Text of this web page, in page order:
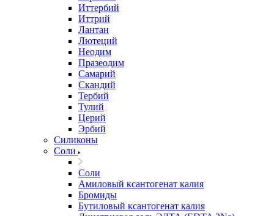
Иттербий
Иттрий
Лантан
Лютеций
Неодим
Празеодим
Самарий
Скандий
Тербий
Тулий
Церий
Эрбий
Силиконы
Соли
Соли
Амиловый ксантогенат калия
Бромиды
Бутиловый ксантогенат калия